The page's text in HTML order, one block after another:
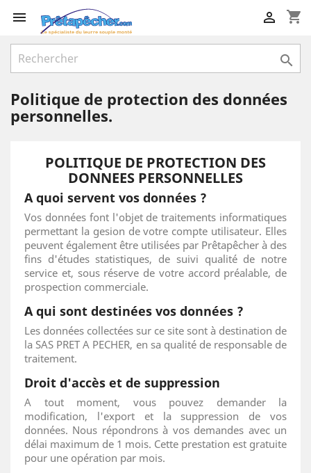
 shopping_cart


Politique de protection des données
personnelles.
POLITIQUE DE PROTECTION DES
DONNEES PERSONNELLES
A quoi servent vos données ?
Vos données font l'objet de traitements informatiques
permettant la gesion de votre compte utilisateur. Elles
peuvent également être utilisées par Prêtapêcher à des
fins d'études statistiques, de suivi qualité de notre
service et, sous réserve de votre accord préalable, de
prospection commerciale.
A qui sont destinées vos données ?
Les données collectées sur ce site sont à destination de
la SAS PRET A PECHER, en sa qualité de responsable de
traitement.
Droit d'accès et de suppression
A tout moment, vous pouvez demander la
modification, l'export et la suppression de vos
données. Nous répondrons à vos demandes avec un
délai maximum de 1 mois. Cette prestation est gratuite
pour une opération par mois.